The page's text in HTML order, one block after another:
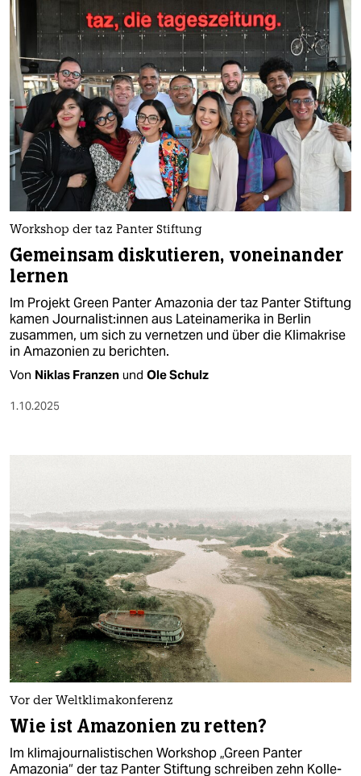
Workshop der taz Panter Stiftung
Gemeinsam diskutieren, voneinander
lernen
Im Projekt Green Panter Amazonia der taz Panter Stiftung
kamen Journalist:innen aus Lateinamerika in Berlin
zusammen, um sich zu vernetzen und über die Klimakrise
in Amazonien zu berichten.
Von Niklas Franzen und Ole Schulz
1.10.2025
Vor der Weltklimakonferenz
Wie ist Amazonien zu retten?
Im klimajournalistischen Workshop „Green Panter
Amazonia“ der taz Panter Stiftung schreiben zehn Kol­le­